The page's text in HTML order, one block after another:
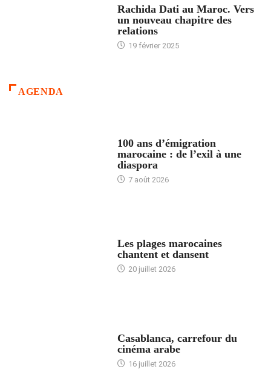
Rachida Dati au Maroc. Vers
un nouveau chapitre des
relations
19 février 2025
AGENDA
100 ans d’émigration
marocaine : de l’exil à une
diaspora
7 août 2026
Les plages marocaines
chantent et dansent
20 juillet 2026
Casablanca, carrefour du
cinéma arabe
16 juillet 2026